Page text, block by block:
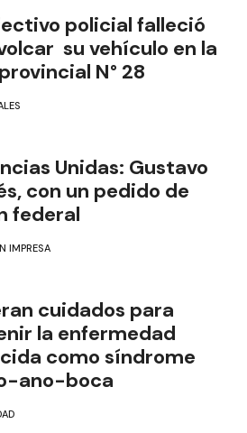
policial falleció
su vehículo en la
N° 28
Unidas: Gustavo
con un pedido de
federal
IMPRESA
cuidados para
la enfermedad
como síndrome
ano-boca